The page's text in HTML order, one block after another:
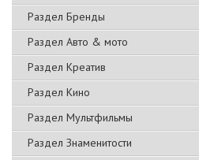
Раздел Бренды
Раздел Авто & мото
Раздел Креатив
Раздел Кино
Раздел Мультфильмы
Раздел Знаменитости